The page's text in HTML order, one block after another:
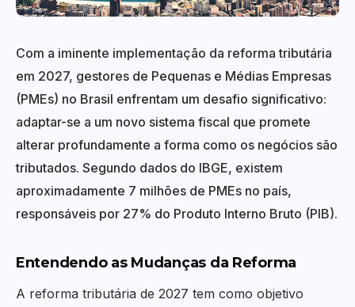
Com a iminente implementação da reforma tributária
em 2027, gestores de Pequenas e Médias Empresas
(PMEs) no Brasil enfrentam um desafio significativo:
adaptar-se a um novo sistema fiscal que promete
alterar profundamente a forma como os negócios são
tributados. Segundo dados do IBGE, existem
aproximadamente 7 milhões de PMEs no país,
responsáveis por 27% do Produto Interno Bruto (PIB).
Entendendo as Mudanças da Reforma
A reforma tributária de 2027 tem como objetivo